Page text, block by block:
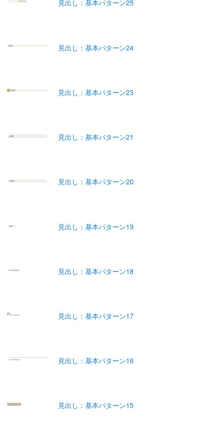
見出し：基本パターン25
見出し：基本パターン24
見出し：基本パターン23
見出し：基本パターン21
見出し：基本パターン20
見出し：基本パターン19
見出し：基本パターン18
見出し：基本パターン17
見出し：基本パターン16
見出し：基本パターン15